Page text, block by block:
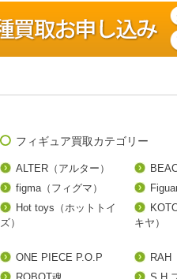
フィギュア買取カテゴリー
ALTER（アルター）
figma（フィグマ）
Hot toys（ホットトイ
ズ）
キヤ）
ONE PIECE P.O.P RAH